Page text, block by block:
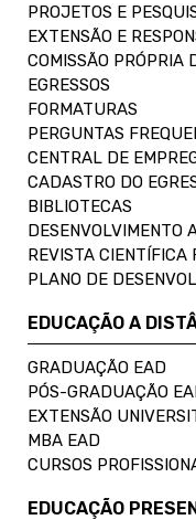
PROJETOS E
EXTENSÃO E
COMISSÃO PRÓPRIA
EGRESSOS
FORMATURAS
PERGUNTAS
CENTRAL DE
CADASTRO DO
BIBLIOTECAS
DESENVOLVIMENTO
REVISTA CIENTÍFICA
PLANO DE
EDUCAÇÃO A
GRADUAÇÃO EAD
PÓS-GRADUAÇÃO
EXTENSÃO
MBA EAD
CURSOS
EDUCAÇÃO